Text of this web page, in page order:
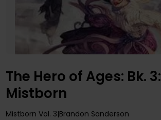
The Hero of Ages: Bk. 3:
Mistborn
Mistborn Vol. 3 Brandon Sanderson